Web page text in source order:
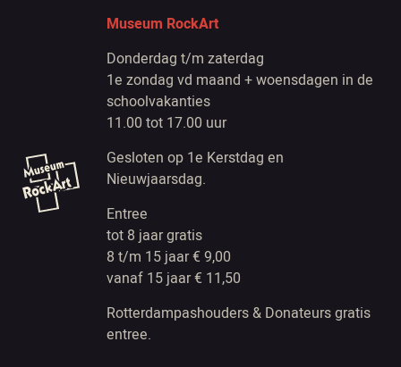
Museum RockArt
Donderdag t/m zaterdag
1e zondag vd maand + woensdagen in de
schoolvakanties
11.00 tot 17.00 uur
Gesloten op 1e Kerstdag en
Nieuwjaarsdag.
Entree
tot 8 jaar gratis
8 t/m 15 jaar € 9,00
vanaf 15 jaar € 11,50
Rotterdampashouders & Donateurs gratis
entree.